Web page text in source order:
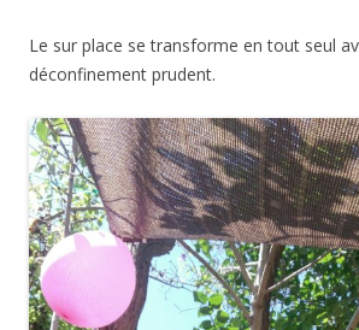
Le sur place se transforme en tout seul
déconfinement prudent.